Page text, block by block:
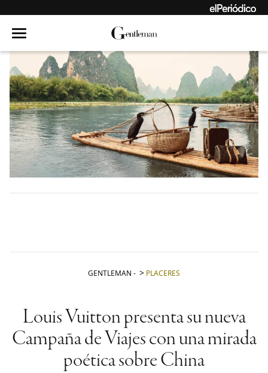
GENTLEMAN - PLACERES
Louis Vuitton presenta su nueva
Campaña de Viajes con una mirada
poética sobre China